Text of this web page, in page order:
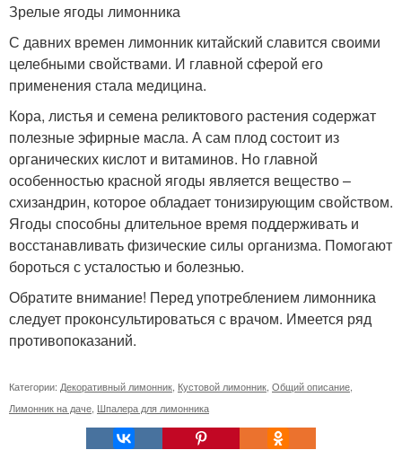
Зрелые ягоды лимонника
С давних времен лимонник китайский славится своими
целебными свойствами. И главной сферой его
применения стала медицина.
Кора, листья и семена реликтового растения содержат
полезные эфирные масла. А сам плод состоит из
органических кислот и витаминов. Но главной
особенностью красной ягоды является вещество –
схизандрин, которое обладает тонизирующим свойством.
Ягоды способны длительное время поддерживать и
восстанавливать физические силы организма. Помогают
бороться с усталостью и болезнью.
Обратите внимание! Перед употреблением лимонника
следует проконсультироваться с врачом. Имеется ряд
противопоказаний.
Категории: Декоративный лимонник Кустовой лимонник Общий описание
Лимонник на даче Шпалера для лимонника